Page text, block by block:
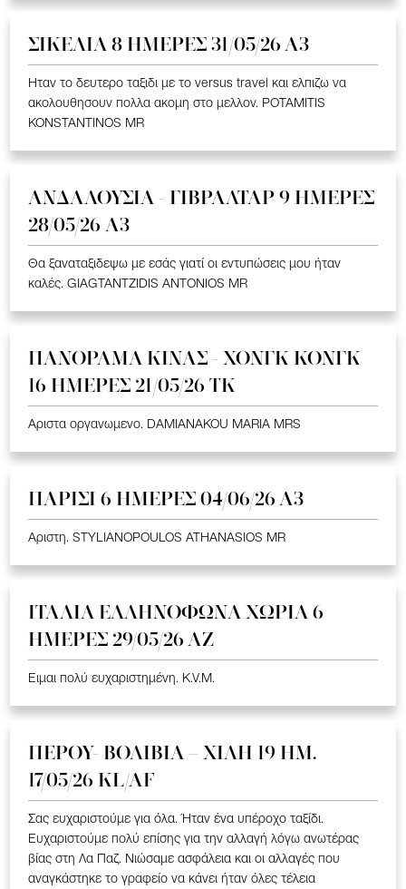
ΣΙΚΕΛΙΑ 8 ΗΜΕΡΕΣ 31/05/26 Α3
Ηταν το δευτερο ταξιδι με το versus travel και ελπιζω να
ακολουθησουν πολλα ακομη στο μελλον. POTAMITIS
KONSTANTINOS MR
ΑΝΔΑΛΟΥΣΙΑ - ΓΙΒΡΑΛΤΑΡ 9 ΗΜΕΡΕΣ
28/05/26 A3
Θα ξαναταξιδεψω με εσάς γιατί οι εντυπώσεις μου ήταν
καλές. GIAGTANTZIDIS ANTONIOS MR
ΠΑΝΟΡΑΜΑ ΚΙΝΑΣ - ΧΟΝΓΚ ΚΟΝΓΚ
16 ΗΜΕΡΕΣ 21/05/26 TK
Αριστα οργανωμενο. DAMIANAKOU MARIA MRS
ΠΑΡΙΣΙ 6 ΗΜΕΡΕΣ 04/06/26 Α3
Αριστη. STYLIANOPOULOS ATHANASIOS MR
ΙΤΑΛΙΑ ΕΛΛΗΝΟΦΩΝΑ ΧΩΡΙΑ 6
ΗΜΕΡΕΣ 29/05/26 ΑΖ
Ειμαι πολύ ευχαριστημένη. K.V.M.
ΠΕΡΟΥ- ΒΟΛΙΒΙΑ – ΧΙΛΗ 19 HM.
17/05/26 KL/AF
Σας ευχαριστούμε για όλα. Ήταν ένα υπέροχο ταξίδι.
Ευχαριστούμε πολύ επίσης για την αλλαγή λόγω ανωτέρας
βίας στη Λα Παζ. Νιώσαμε ασφάλεια και οι αλλαγές που
αναγκάστηκε το γραφείο να κάνει ήταν όλες τέλεια